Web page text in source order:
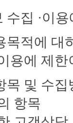
집 ·이
목적에 대
용에 제
목 및 수집
항목